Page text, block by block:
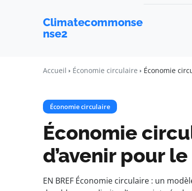
Climatecommonse
nse2
Accueil Économie circulaire Économie
Économie circulaire
Économie
d’avenir pour
EN BREF Économie circulaire : un